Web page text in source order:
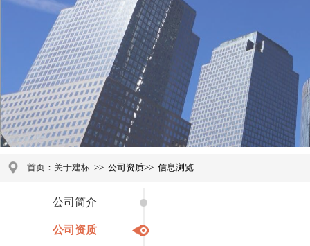
首页 ： 关于建标 >> 公司资质>> 信息浏览
公司简介
公司资质